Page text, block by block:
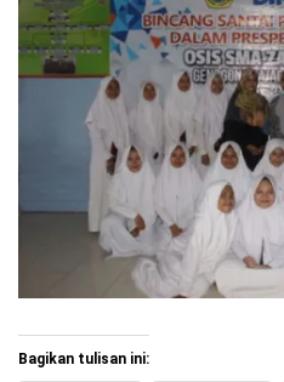
Bagikan tulisan ini: